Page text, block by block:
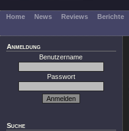
Home News Reviews Berichte
Anmeldung
Benutzername
Passwort
Suche